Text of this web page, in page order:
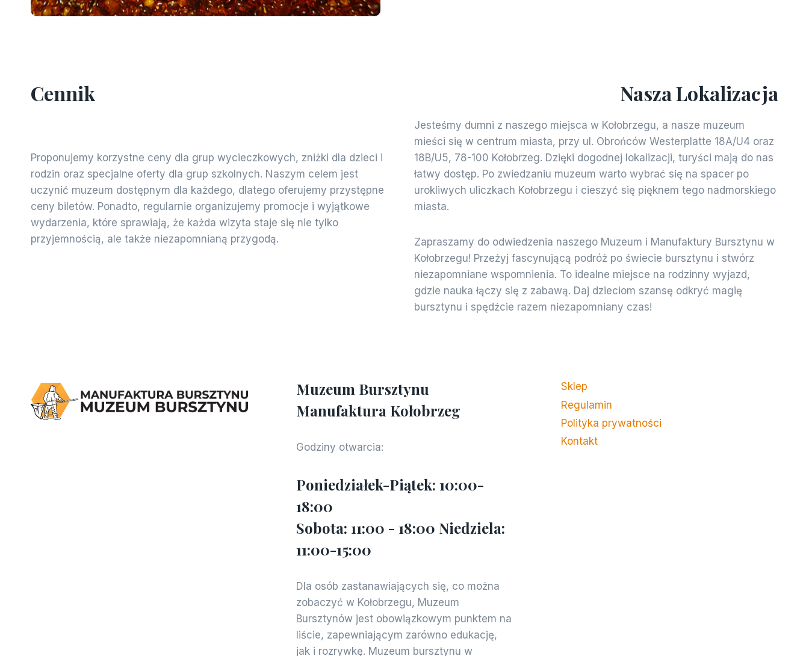
Cennik
Proponujemy korzystne ceny dla grup wycieczkowych, zniżki dla dzieci i
rodzin oraz specjalne oferty dla grup szkolnych. Naszym celem jest
uczynić muzeum dostępnym dla każdego, dlatego oferujemy przystępne
ceny biletów. Ponadto, regularnie organizujemy promocje i wyjątkowe
wydarzenia, które sprawiają, że każda wizyta staje się nie tylko
przyjemnością, ale także niezapomnianą przygodą.
Nasza Lokalizacja
Jesteśmy dumni z naszego miejsca w Kołobrzegu, a nasze muzeum
mieści się w centrum miasta, przy ul. Obrońców Westerplatte 18A/U4 oraz
18B/U5, 78-100 Kołobrzeg. Dzięki dogodnej lokalizacji, turyści mają do nas
łatwy dostęp. Po zwiedzaniu muzeum warto wybrać się na spacer po
urokliwych uliczkach Kołobrzegu i cieszyć się pięknem tego nadmorskiego
miasta.
Zapraszamy do odwiedzenia naszego Muzeum i Manufaktury Bursztynu w
Kołobrzegu! Przeżyj fascynującą podróż po świecie bursztynu i stwórz
niezapomniane wspomnienia. To idealne miejsce na rodzinny wyjazd,
gdzie nauka łączy się z zabawą. Daj dzieciom szansę odkryć magię
bursztynu i spędźcie razem niezapomniany czas!
Muzeum Bursztynu
Manufaktura Kołobrzeg
Godziny otwarcia:
Poniedziałek-Piątek: 10:00-
18:00
Sobota: 11:00 - 18:00 Niedziela:
11:00-15:00
Dla osób zastanawiających się, co można
zobaczyć w Kołobrzegu, Muzeum
Bursztynów jest obowiązkowym punktem na
liście, zapewniającym zarówno edukację,
jak i rozrywkę. Muzeum bursztynu w
Sklep
Regulamin
Polityka prywatności
Kontakt